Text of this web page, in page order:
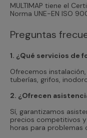
MULTIMAP tiene el
Norma UNE-EN ISO
Preguntas
1. ¿Qué servicios de
Ofrecemos
tuberías, grifos,
2. ¿Ofrecen
Sí, garantizamos
precios competitivos
horas para problemas